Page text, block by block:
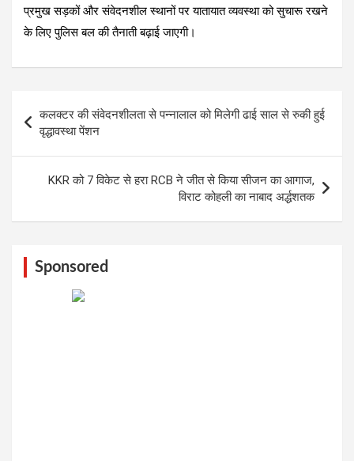
प्रमुख सड़कों और संवेदनशील स्थानों पर यातायात व्यवस्था को सुचारू रखने
के लिए पुलिस बल की तैनाती बढ़ाई जाएगी।
navigation
कलक्टर की संवेदनशीलता से पन्नालाल को मिलेगी ढाई साल से रुकी हुई
वृद्धावस्था पेंशन
KKR को 7 विकेट से हरा RCB ने जीत से किया सीजन का आगाज,
विराट कोहली का नाबाद अर्द्धशतक
Sponsored